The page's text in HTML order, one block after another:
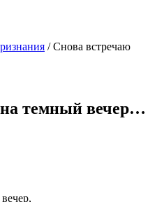
/Снова встречаю
темный вечер…